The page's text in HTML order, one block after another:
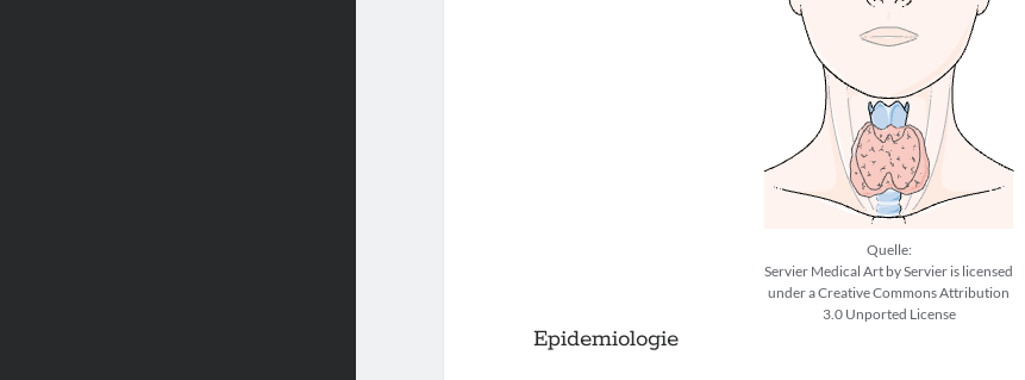
Quelle:
Servier Medical Art by Servier is licensed
under a Creative Commons Attribution
3.0 Unported License
Epidemiologie